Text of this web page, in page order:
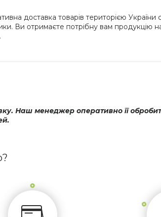
доставка товарів територією України
Ви отримаєте потрібну вам продукцію
Наш менеджер оперативно її